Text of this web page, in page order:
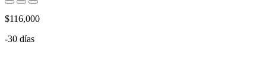
$116,000
-30 días